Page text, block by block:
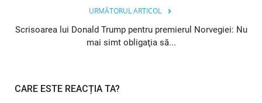
URMĂTORUL ARTICOL
Scrisoarea lui Donald Trump pentru premierul Norvegiei: Nu
mai simt obligaţia să...
CARE ESTE REACȚIA TA?